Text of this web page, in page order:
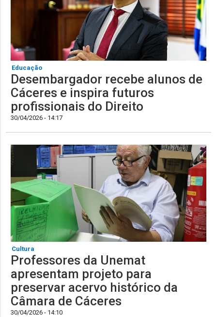
Educação
Desembargador recebe alunos de
Cáceres e inspira futuros
profissionais do Direito
30/04/2026 - 14:17
Cultura
Professores da Unemat
apresentam projeto para
preservar acervo histórico da
Câmara de Cáceres
30/04/2026 - 14:10